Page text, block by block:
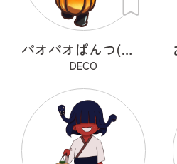
パオパオぱんつ(ハロウィン仕様)
DECO